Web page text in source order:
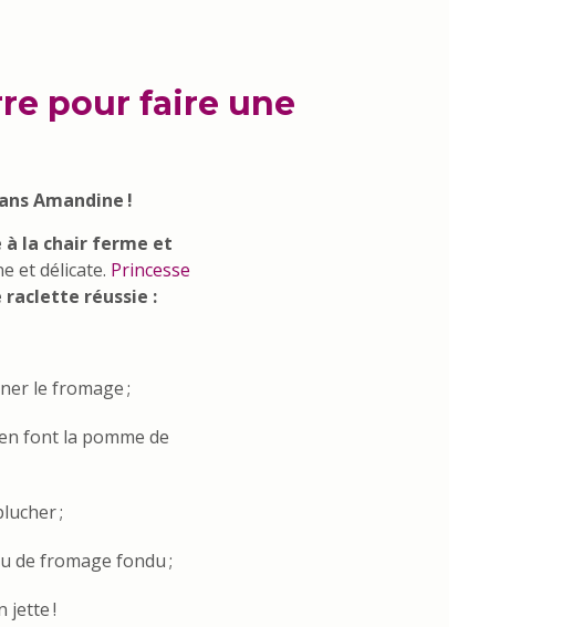
pour faire une
Amandine !
à la chair ferme et
et délicate. Princesse
raclette réussie :
le fromage ;
font la pomme de
;
de fromage fondu ;
jette !